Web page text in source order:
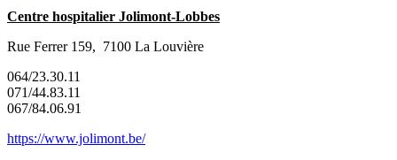
Centre hospitalier Jolimont-Lobbes
Rue Ferrer 159, 7100 La Louvière
064/23.30.11
071/44.83.11
067/84.06.91
https://www.jolimont.be/